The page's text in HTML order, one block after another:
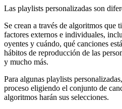
Las playlists personalizadas son
Se crean a través de algoritmos que
factores externos e individuales,
oyentes y cuándo, qué canciones
hábitos de reproducción de las
y mucho más.
Para algunas playlists
proceso eligiendo el conjunto de
algoritmos harán sus selecciones.